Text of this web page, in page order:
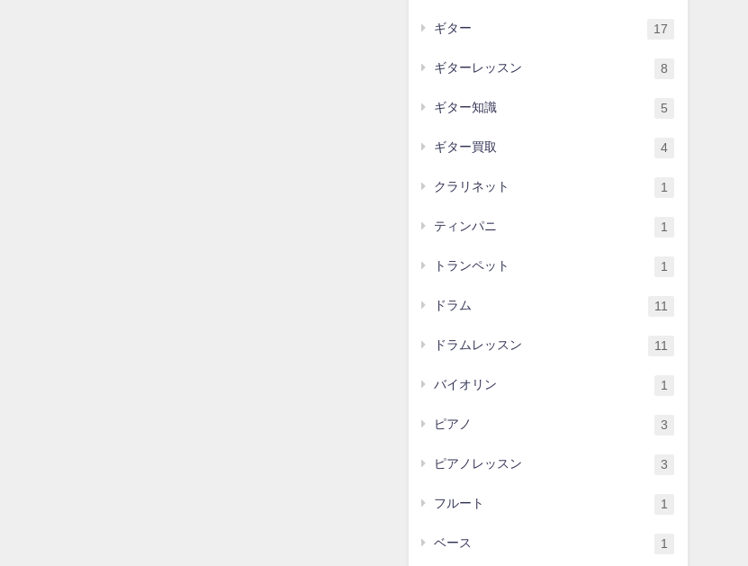
ギター 17
ギターレッスン 8
ギター知識 5
ギター買取 4
クラリネット 1
ティンパニ 1
トランペット 1
ドラム 11
ドラムレッスン 11
バイオリン 1
ピアノ 3
ピアノレッスン 3
フルート 1
ベース 1